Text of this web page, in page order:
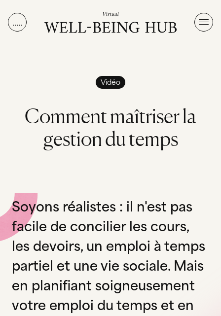
Vidéo
Commentmaîtriserla
gestiondutemps
Soyons réalistes : il n'est pas
facile de concilier les cours,
les devoirs, un emploi à temps
partiel et une vie sociale. Mais
en planifiant soigneusement
votre emploi du temps et en